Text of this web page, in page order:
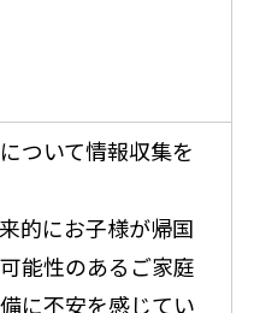
ついて情報収集を
的にお子様が帰国
能性のあるご家庭
に不安を感じてい